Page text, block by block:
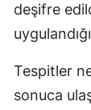
deşifre
Tespitler
sonuca